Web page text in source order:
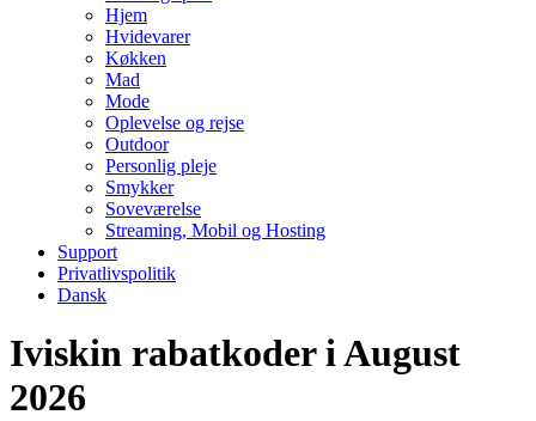
Hjem
Hvidevarer
Køkken
Mad
Mode
Oplevelse og rejse
Outdoor
Personlig pleje
Smykker
Soveværelse
Streaming, Mobil og Hosting
Support
Privatlivspolitik
Dansk
Iviskin rabatkoder i August
2026